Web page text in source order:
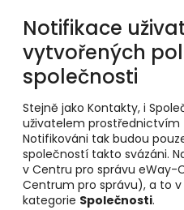
Notifikace
vytvořených
společnosti
Stejně jako Kontakty, i
uživatelem prostřednictvím
Notifikováni tak budou
společností takto svázáni.
v Centru pro správu eWay-
Centrum pro správu), a to v
kategorie Společnosti.